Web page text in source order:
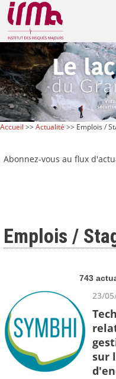
Accueil >>Actualité >> Emplois /
Abonnez-vous au flux
Emplois /
743
23/
sur